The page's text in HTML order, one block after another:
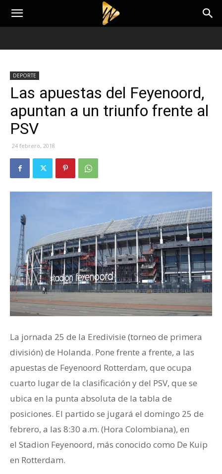
DEPORTE
Las apuestas del Feyenoord,
apuntan a un triunfo frente al
PSV
24 febrero, 2018
La jornada 25 de la Eredivisie (torneo de primera
división) de Holanda. Pone frente a frente, a las
apuestas de Feyenoord Rotterdam, que ocupa
cuarto lugar de la clasificación y del PSV, que se
ubica en la punta absoluta de la tabla de
posiciones. El partido se jugará el domingo 25 de
febrero, a las 8:30 a.m. (Hora Colombiana), en
el Stadion Feyenoord, más conocido como De Kuip
en Rotterdam.